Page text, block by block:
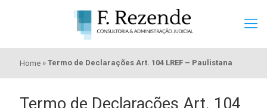
Home » Termo de Declarações Art. 104 LREF – Paulistana
Termo de Declarações Art. 104